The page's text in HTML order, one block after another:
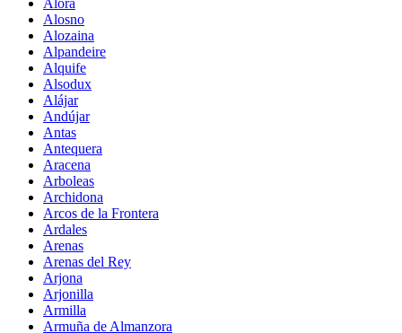
Alosno
Alozaina
Alpandeire
Alquife
Alsodux
Alájar
Andújar
Antas
Antequera
Aracena
Arboleas
Archidona
Arcos de la Frontera
Ardales
Arenas
Arenas del Rey
Arjona
Arjonilla
Armilla
Armuña de Almanzora